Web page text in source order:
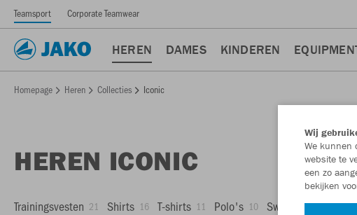
Teamsport Corporate Teamwear
HEREN DAMES KINDEREN
Homepage Heren Collecties Iconic
HEREN ICONIC
Trainingsvesten 21 Shirts 16 T-shirts 11 Polo's 10 Sweaters 10
Wij
We kunnen
website te
een zo
bekijken